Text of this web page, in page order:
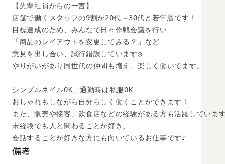
【先輩社員からの一言】
店舗で働くスタッフの9割が20代～30代と若年層です！
目標達成のため、みんなで日々作戦会議を行い
「商品のレイアウトを変更してみる？」など
意見を出し合い、試行錯誤しています◎
やりがいがあり同世代の仲間も増え、楽しく働いてます。
シンプルネイルOK、通勤時は私服OK
おしゃれもしながら自分らしく働くことができます！
また、販売や接客、飲食店などの経験がある方も活躍していま
未経験でも人と関わることが好き、
会話することが好きな方にも向いているお仕事です♪
備考